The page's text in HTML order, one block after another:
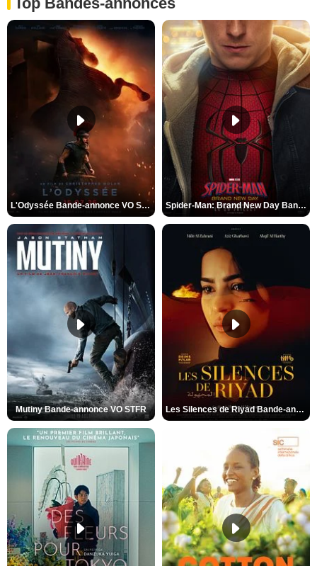
L'Odyssée Bande-annonce VO STFR Spider-Man: Brand New Day Bande-annonce VO STFR
Mutiny Bande-annonce VO STFR Les Silences de Riyad Bande-annonce VO STFR